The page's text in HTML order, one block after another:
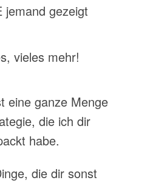
jemand gezeigt
vieles mehr!
eine ganze Menge
die ich dir
habe.
die dir sonst